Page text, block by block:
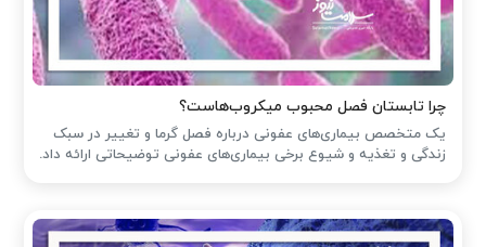
چرا تابستان فصل محبوب میکروب‌هاست؟
یک متخصص بیماری‌های عفونی درباره فصل گرما و تغییر در سبک
زندگی و تغذیه و شیوع برخی بیماری‌های عفونی توضیحاتی ارائه داد.